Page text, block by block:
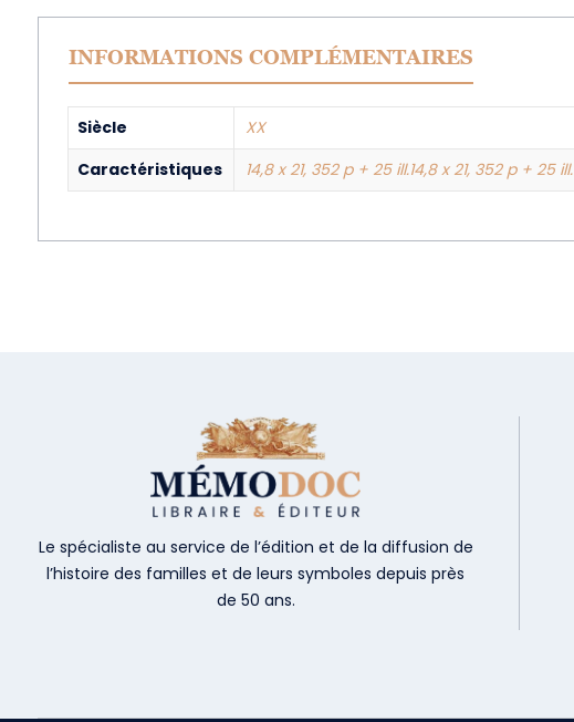
INFORMATIONS COMPLÉMENTAIRES
Siècle
XX
Caractéristiques
14,8 x 21, 352 p + 25 ill.14,8 x 21, 352 p + 25 ill.
Le spécialiste au service de l’édition et de la diffusion de
l’histoire des familles et de leurs symboles depuis près
de 50 ans.